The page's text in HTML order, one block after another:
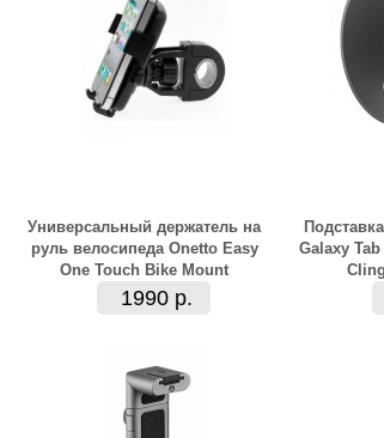
Универсальный держатель на
руль велосипеда Onetto Easy
One Touch Bike Mount
1990 р.
Galaxy